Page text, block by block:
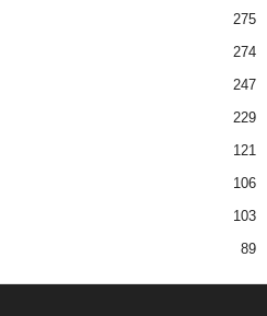
275
274
247
229
121
106
103
89